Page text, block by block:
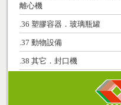
離心機
.36 塑膠容器．玻璃瓶罐
.37 動物設備
.38 其它．封口機